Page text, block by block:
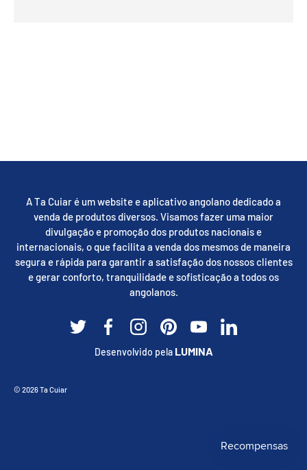
A Ta Cuiar é um website e aplicativo angolano dedicado a
venda de produtos diversos. Visamos fazer uma maior
divulgação e promoção dos produtos nacionais e
internacionais, o que facilita a venda dos mesmos de maneira
segura e rápida para garantir a satisfação dos nossos clientes
e gerar conforto, tranquilidade e sofisticação a todos os
angolanos.
TwitterFacebookInstagramPinterestYouTubeLinkedin
© 2026Ta Cuiar
Desenvolvido pela LUMINA